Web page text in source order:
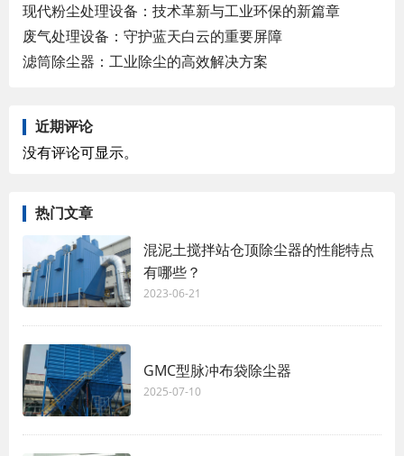
现代粉尘处理设备：技术革新与工业环保的新篇章
废气处理设备：守护蓝天白云的重要屏障
滤筒除尘器：工业除尘的高效解决方案
近期评论
没有评论可显示。
热门文章
混泥土搅拌站仓顶除尘器的性能特点
有哪些？
2023-06-21
GMC型脉冲布袋除尘器
2025-07-10